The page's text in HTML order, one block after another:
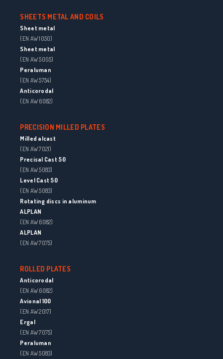
SHEETS METAL AND COILS
Sheet metal
(EN AW 1050)
Sheet metal
(EN AW 5005)
Peraluman
(EN AW 5754)
Anticorodal
(EN AW 6082)
PRECISION MILLED PLATES
Milled alcast
(EN AW 7021)
Precisal Cast 50
(EN AW 5083)
Level Cast 50
(EN AW 5083)
Rotating discs in aluminum
ALPLAN
(EN AW 6082)
ALPLAN
(EN AW 7075)
ROLLED PLATES
Anticorodal
(EN AW 6082)
Avional 100
(EN AW 2017)
Ergal
(EN AW 7075)
Peraluman
(EN AW 5083)